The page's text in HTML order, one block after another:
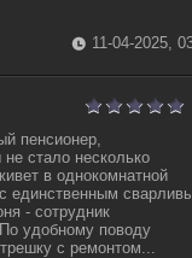
11-04-2025,
пенсионер,
стало несколько
в однокомнатной
единственным
- сотрудник
удобному поводу
с ремонтом...